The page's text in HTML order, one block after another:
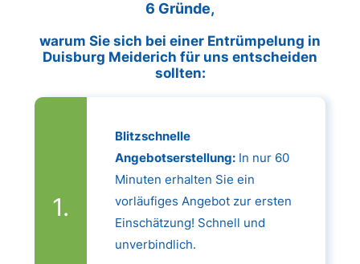
6 Gründe,
warum Sie sich bei einer Entrümpelung in
Duisburg Meiderich für uns entscheiden
sollten:
Blitzschnelle
Angebotserstellung:In nur 60
Minuten erhalten Sie ein
vorläufiges Angebot zur ersten
Einschätzung! Schnell und
unverbindlich.